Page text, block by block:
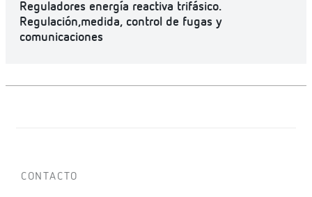
Reguladores energía reactiva trifásico.
Regulación,medida, control de fugas y
comunicaciones
CONTACTO